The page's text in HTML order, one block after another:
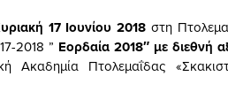
17 Ιουνίου 2018 στη
2018 ” Εορδαία 2018″ με διεθνή
Ακαδημία Πτολεμαΐδας